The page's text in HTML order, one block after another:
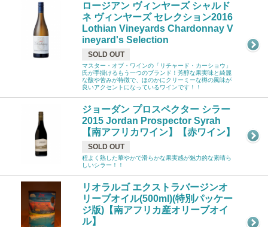
ロージアン ヴィンヤーズ シャルド
ネ ヴィンヤーズ セレクション2016
Lothian Vineyards Chardonnay V
ineyard's Selection
SOLD OUT
マスター・オブ・ワインの「リチャード・カーショウ」
氏が手掛けるもう一つのブランド！芳醇な果実味と綺麗
な酸や苦みが特徴で、ほのかにクリーミーな樽の風味が
良いアクセントになっているワインです！！
ジョーダン プロスペクター シラー
2015 Jordan Prospector Syrah
【南アフリカワイン】【赤ワイン】
SOLD OUT
程よく熟した華やかで滑らかな果実感が魅力的な素晴ら
しいシラー！！
リオラルゴ エクストラバージンオ
リーブオイル(500ml)(特別パッケー
ジ版)【南アフリカ産オリーブオイ
ル】